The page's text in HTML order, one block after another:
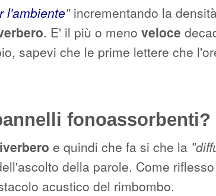
l'ambiente" incrementando la
. E' il più o meno veloce
sapevi che le prime lettere che
fonoassorbenti?
e quindi che fa si che la
della parole. Come
acustico del rimbombo.